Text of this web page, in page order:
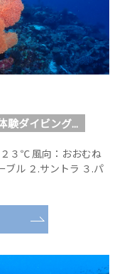
験ダイビング...
３℃ 風向：おおむね
ル ２.サントラ ３.パ